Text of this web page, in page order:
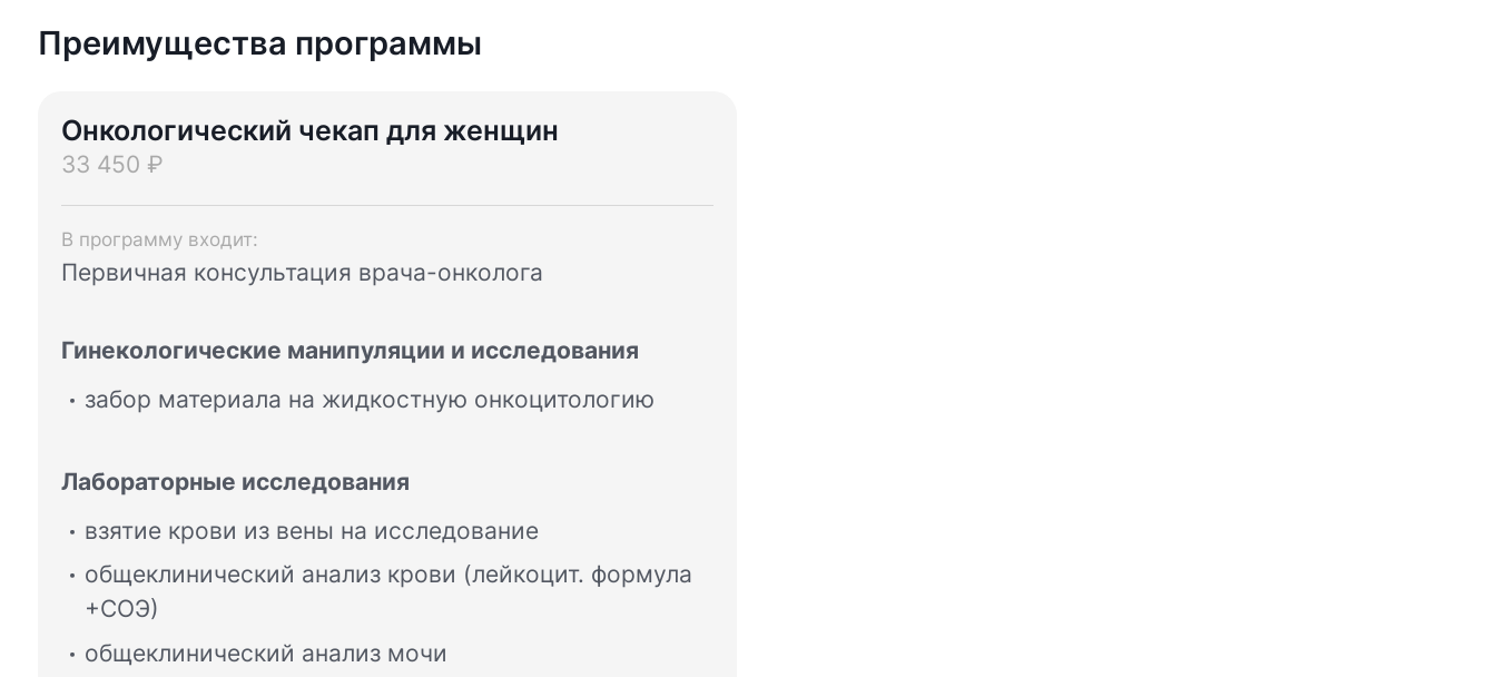
Преимущества программы
Онкологический чекап для женщин
33 450 ₽
В программу входит:
Первичная консультация врача-онколога
Гинекологические манипуляции и исследования
забор материала на жидкостную онкоцитологию
Лабораторные исследования
взятие крови из вены на исследование
общеклинический анализ крови (лейкоцит. формула
+СОЭ)
общеклинический анализ мочи